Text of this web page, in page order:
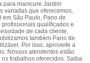
para manicure Jardim
variadas que oferecemos,
São Paulo, Pano de
qualificados e
de cada cliente,
também Pano de
Por isso, aproveite a
Nossos atendentes estão
trabalhos oferecidos. Saiba